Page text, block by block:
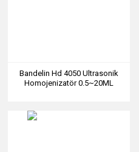
Bandelin Hd 4050 Ultrasonik
Homojenizatör 0.5~20ML